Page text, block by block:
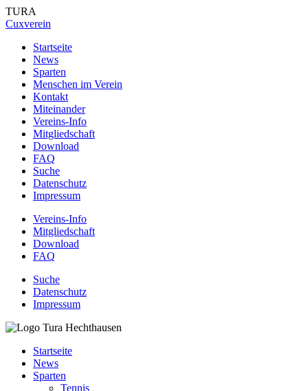
TURA
Cuxverein
Startseite
News
Sparten
Menschen im Verein
Kontakt
Miteinander
Vereins-Info
Mitgliedschaft
Download
FAQ
Suche
Datenschutz
Impressum
Vereins-Info
Mitgliedschaft
Download
FAQ
Suche
Datenschutz
Impressum
Startseite
News
Sparten
Tennis